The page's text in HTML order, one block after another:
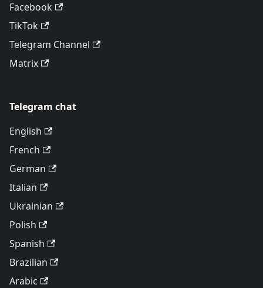
Facebook
TikTok
Telegram Channel
Matrix
Telegram chat
English
French
German
Italian
Ukrainian
Polish
Spanish
Brazilian
Arabic